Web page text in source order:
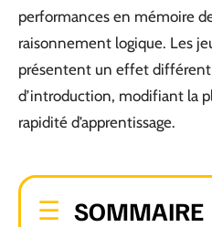
performances en mémoire
raisonnement logique. Les
présentent un effet
d’introduction, modifiant la
rapidité d’apprentissage.
SOMMAIRE